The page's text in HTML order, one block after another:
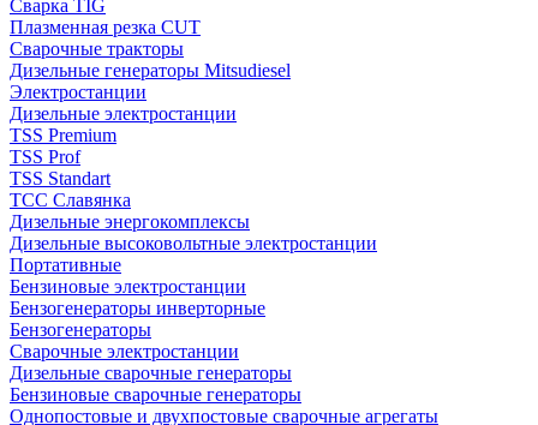
Сварка TIG
Плазменная резка CUT
Сварочные тракторы
Дизельные генераторы Mitsudiesel
Электростанции
Дизельные электростанции
TSS Premium
TSS Prof
TSS Standart
ТСС Славянка
Дизельные энергокомплексы
Дизельные высоковольтные электростанции
Портативные
Бензиновые электростанции
Бензогенераторы инверторные
Бензогенераторы
Сварочные электростанции
Дизельные сварочные генераторы
Бензиновые сварочные генераторы
Однопостовые и двухпостовые сварочные агрегаты